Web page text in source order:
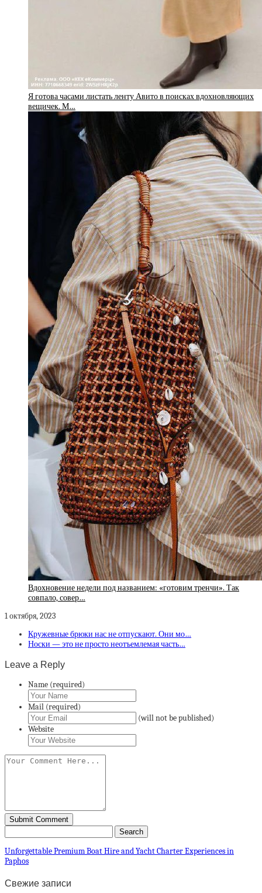
Я готова часами листать ленту Авито в поисках вдохновляющих
вещичек. М…
Вдохновение недели под названием: «готовим тренчи». Так
совпало, совер…
1 октября, 2023
Кружевные брюки нас не отпускают. Они мо…
Носки — это не просто неотъемлемая часть…
Leave a Reply
Name (required)
Mail (required)
(will not be published)
Website
Unforgettable Premium Boat Hire and Yacht Charter Experiences in
Paphos
Свежие записи